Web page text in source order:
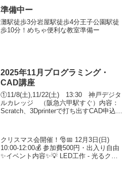
します✨🛠【日程と内容】▶︎ 8月9日(土)
13:30...
準備中ー
灘駅徒歩3分岩屋駅徒歩4分王子公園駅徒
歩10分！めちゃ便利な教室準備ー
2025年11月プログラミング・
CAD講座
①11/8(土),11/22(土) 13:30 神戸デジタ
ルカレッジ （阪急六甲駅すぐ）内容：
Scratch、3Dprinterで打ち出すCAD申込：
クリスマス会開催！🎅📅 12月3日(日)
10:00-12:00💰 参加費500円・出入り自由
✨イベント内容✨💡 LED工作 - 光るクリ